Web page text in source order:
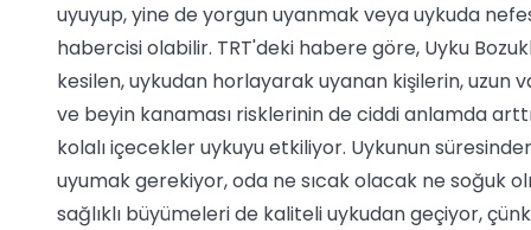
uyuyup, yine de yorgun uyanmak veya uykuda
habercisi olabilir. TRT'deki habere göre, Uyku
kesilen, uykudan horlayarak uyanan kişilerin,
ve beyin kanaması risklerinin de ciddi anlamda
kolalı içecekler uykuyu etkiliyor. Uykunun
uyumak gerekiyor, oda ne sıcak olacak ne soğuk
sağlıklı büyümeleri de kaliteli uykudan geçiyor,